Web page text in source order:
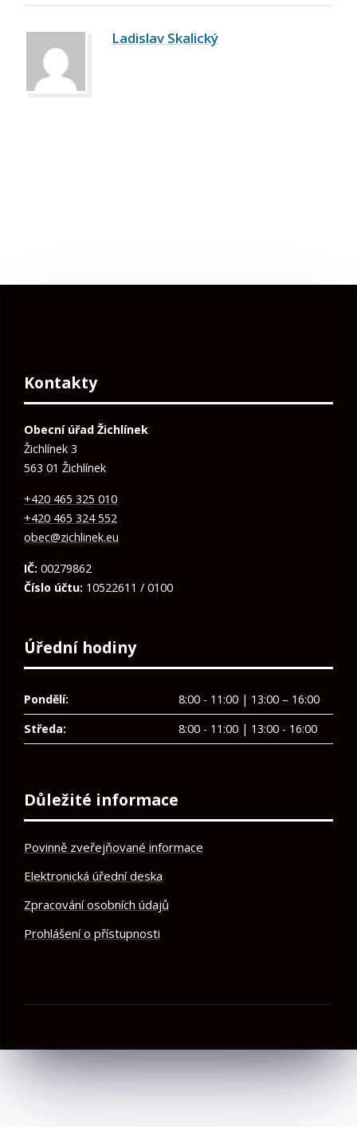
Ladislav Skalický
Kontakty
Obecní úřad Žichlínek
Žichlínek 3
563 01 Žichlínek
+420 465 325 010
+420 465 324 552
obec@zichlinek.eu
IČ: 00279862
Číslo účtu: 10522611 / 0100
Úřední hodiny
Pondělí:
8:00 - 11:00 | 13:00 – 16:00
Středa:
8:00 - 11:00 | 13:00 - 16:00
Důležité informace
Povinně zveřejňované informace
Elektronická úřední deska
Zpracování osobních údajů
Prohlášení o přístupnosti